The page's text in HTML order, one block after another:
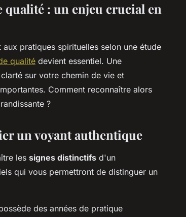
qualité : un enjeu crucial en
aux pratiques spirituelles selon une étude
qualité devient essentiel. Une
sur votre chemin de vie et
Comment reconnaître alors
?
un voyant authentique
les signes distinctifs d'un
qui vous permettront de distinguer un
des années de pratique